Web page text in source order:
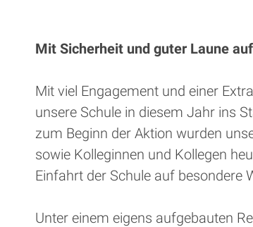
Mit Sicherheit und guter Laune
Mit viel Engagement und einer
unsere Schule in diesem Jahr ins
zum Beginn der Aktion wurden
sowie Kolleginnen und Kollegen
Einfahrt der Schule auf besondere
Unter einem eigens aufgebauten